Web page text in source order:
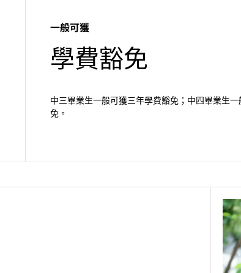
一般可獲
學費豁免
中三畢業生一般可獲三年學費豁免；中四畢業生
免。